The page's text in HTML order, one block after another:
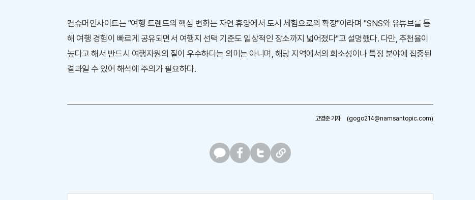
컨슈머인사이트는 "여행 트렌드의 핵심 변화는 자연 휴양에서 도시 체험으로의 확장"이라며 "SNS와 유튜브를 통
해 여행 경험이 빠르게 공유되면서 여행지 선택 기준도 일상적인 장소까지 넓어졌다"고 설명했다. 다만, 추천율이
높다고 해서 반드시 여행자원의 질이 우수하다는 의미는 아니며, 해당 지역에서의 희소성이나 특정 분야에 집중된
결과일 수 있어 해석에 주의가 필요하다.
고영준 기자 (gogo214@namsantopic.com)